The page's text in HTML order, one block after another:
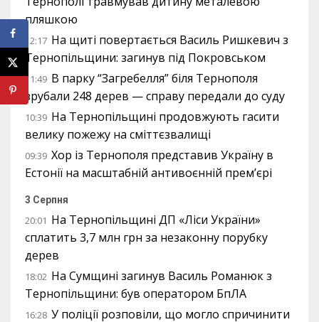
пляшкою
12:17 На щиті повертається Василь Ришкевич з
Тернопільщини: загинув під Покровськом
11:49 В парку “Загребелля” біля Тернополя
зрубали 248 дерев — справу передали до суду
10:39 На Тернопільщині продовжують гасити
велику пожежу на сміттєзвалищі
09:39 Хор із Тернополя представив Україну в
Естонії на масштабній антивоєнній прем’єрі
3 Серпня
20:01 На Тернопільщині ДП «Ліси України»
сплатить 3,7 млн грн за незаконну порубку
дерев
18:02 На Сумщині загинув Василь Романюк з
Тернопільщини: був оператором БпЛА
16:28 У поліції розповіли, що могло спричинити